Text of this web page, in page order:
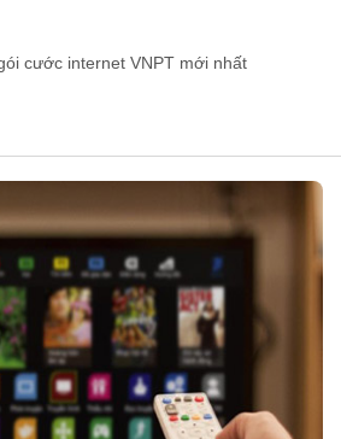
cước internet VNPT mới nhất